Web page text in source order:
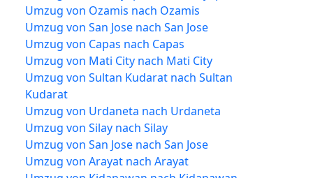
Umzug von Ozamis nach Ozamis
Umzug von San Jose nach San Jose
Umzug von Capas nach Capas
Umzug von Mati City nach Mati City
Umzug von Sultan Kudarat nach Sultan
Kudarat
Umzug von Urdaneta nach Urdaneta
Umzug von Silay nach Silay
Umzug von San Jose nach San Jose
Umzug von Arayat nach Arayat